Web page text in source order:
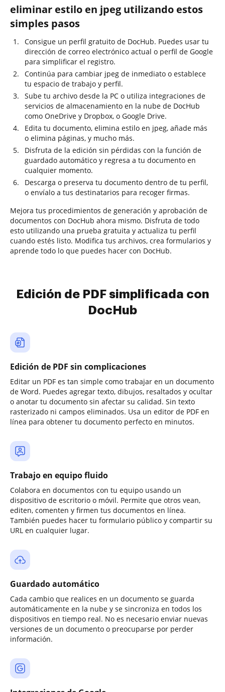
eliminar estilo en jpeg utilizando estos
simples pasos
Consigue un perfil gratuito de DocHub. Puedes usar tu
dirección de correo electrónico actual o perfil de Google
para simplificar el registro.
Continúa para cambiar jpeg de inmediato o establece
tu espacio de trabajo y perfil.
Sube tu archivo desde la PC o utiliza integraciones de
servicios de almacenamiento en la nube de DocHub
como OneDrive y Dropbox, o Google Drive.
Edita tu documento, elimina estilo en jpeg, añade más
o elimina páginas, y mucho más.
Disfruta de la edición sin pérdidas con la función de
guardado automático y regresa a tu documento en
cualquier momento.
Descarga o preserva tu documento dentro de tu perfil,
o envíalo a tus destinatarios para recoger firmas.
Mejora tus procedimientos de generación y aprobación de
documentos con DocHub ahora mismo. Disfruta de todo
esto utilizando una prueba gratuita y actualiza tu perfil
cuando estés listo. Modifica tus archivos, crea formularios y
aprende todo lo que puedes hacer con DocHub.
Edición de PDF simplificada con
DocHub
Edición de PDF sin complicaciones
Editar un PDF es tan simple como trabajar en un documento
de Word. Puedes agregar texto, dibujos, resaltados y ocultar
o anotar tu documento sin afectar su calidad. Sin texto
rasterizado ni campos eliminados. Usa un editor de PDF en
línea para obtener tu documento perfecto en minutos.
Trabajo en equipo fluido
Colabora en documentos con tu equipo usando un
dispositivo de escritorio o móvil. Permite que otros vean,
editen, comenten y firmen tus documentos en línea.
También puedes hacer tu formulario público y compartir su
URL en cualquier lugar.
Guardado automático
Cada cambio que realices en un documento se guarda
automáticamente en la nube y se sincroniza en todos los
dispositivos en tiempo real. No es necesario enviar nuevas
versiones de un documento o preocuparse por perder
información.